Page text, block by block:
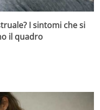
I sintomi che si
il quadro